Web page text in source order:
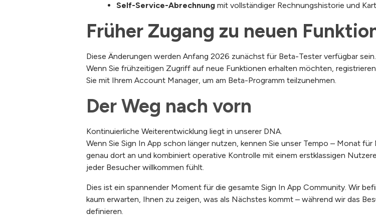
Self-Service-Abrechnung mit vollständiger Rechnungshistorie und
Früher Zugang zu neuen
Diese Änderungen werden Anfang 2026 zunächst für Beta-Tester verfügbar
Wenn Sie frühzeitigen Zugriff auf neue Funktionen erhalten möchten,
Sie mit Ihrem Account Manager, um am Beta-Programm teilzunehmen.
Der Weg nach vorn
Kontinuierliche Weiterentwicklung liegt in unserer DNA.
Wenn Sie Sign In App schon länger nutzen, kennen Sie unser Tempo – Monat
genau dort an und kombiniert operative Kontrolle mit einem erstklassigen
jeder Besucher willkommen fühlt.
Dies ist ein spannender Moment für die gesamte Sign In App Community. Wir
kaum erwarten, Ihnen zu zeigen, was als Nächstes kommt – während wir das
definieren.